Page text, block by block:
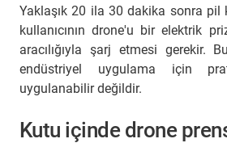
Yaklaşık 20 ila 30 dakika sonra pil
kullanıcının drone'u bir elektrik
aracılığıyla şarj etmesi gerekir.
endüstriyel uygulama için
uygulanabilir değildir.
Kutu içinde drone